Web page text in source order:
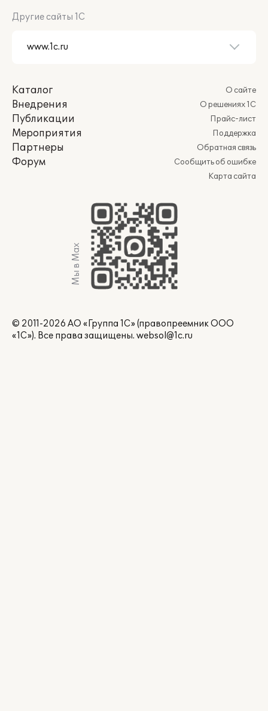
Другие сайты 1С
Каталог
Внедрения
Публикации
Мероприятия
Партнеры
Форум
О сайте
О решениях 1С
Прайс-лист
Поддержка
Обратная связь
Сообщить об ошибке
Карта сайта
Мы в Max
© 2011-2026 АО «Группа 1С» (правопреемник ООО
«1С»). Все права защищены. websol@1c.ru